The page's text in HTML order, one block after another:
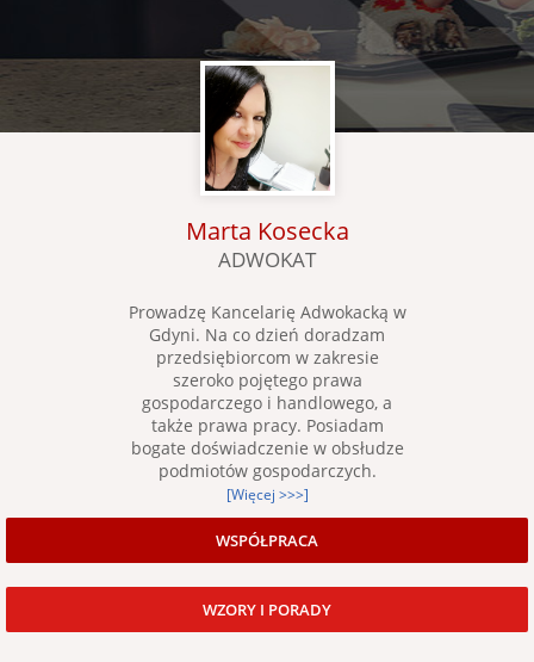
Marta Kosecka
ADWOKAT
Prowadzę Kancelarię Adwokacką w
Gdyni. Na co dzień doradzam
przedsiębiorcom w zakresie
szeroko pojętego prawa
gospodarczego i handlowego, a
także prawa pracy. Posiadam
bogate doświadczenie w obsłudze
podmiotów gospodarczych.
[Więcej >>>]
WSPÓŁPRACA
WZORY I PORADY